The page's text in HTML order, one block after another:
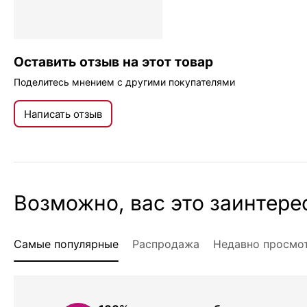
Оставить отзыв на этот товар
Поделитесь мнением с другими покупателями
Написать отзыв
Возможно, вас это
Самые популярные Распродажа Недавно